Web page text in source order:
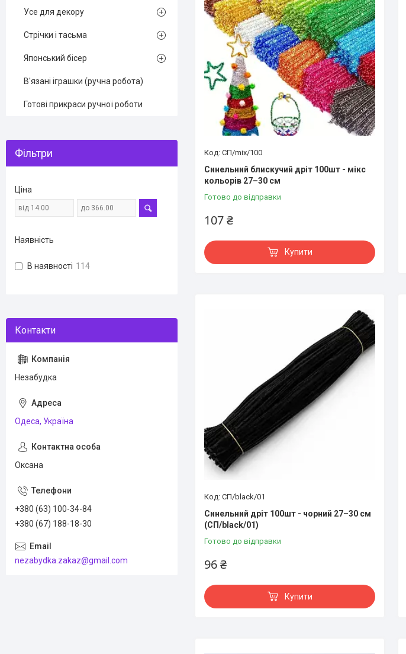
СП/mix/100
Синельний блискучий дріт 100шт - мікс
кольорів 27–30 см
Готово до відправки
107 ₴
Купити
СП/black/01
Синельний дріт 100шт - чорний 27–30 см
(СП/black/01)
Готово до відправки
96 ₴
Купити
Усе для декору
Стрічки і тасьма
Японський бісер
В'язані іграшки (ручна робота)
Готові прикраси ручної роботи
Фільтри
Ціна
Наявність
В наявності 114
Незабудка
Одеса, Україна
Оксана
+380 (63) 100-34-84
+380 (67) 188-18-30
nezabydka.zakaz@gmail.com